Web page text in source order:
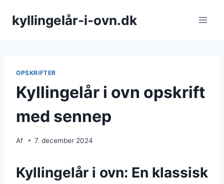
kyllingelår-i-ovn.dk
OPSKRIFTER
Kyllingelår i ovn opskrift
med sennep
Af 7. december 2024
Kyllingelår i ovn: En klassisk